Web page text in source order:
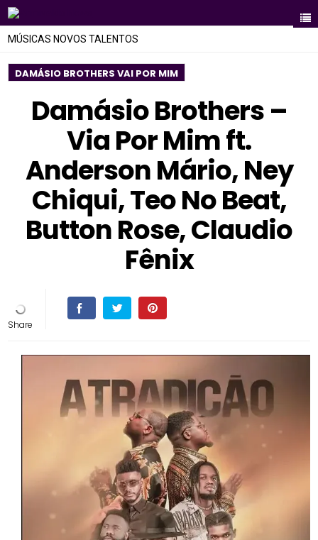
MÚSICAS NOVOS TALENTOS
DAMÁSIO BROTHERS VAI POR MIM
Damásio Brothers –
Via Por Mim ft.
Anderson Mário, Ney
Chiqui, Teo No Beat,
Button Rose, Claudio
Fênix